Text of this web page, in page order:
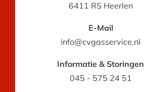
6411 RS Heerlen
E-Mail
info@cvgasservice.nl
Informatie & Storingen
045 - 575 24 51